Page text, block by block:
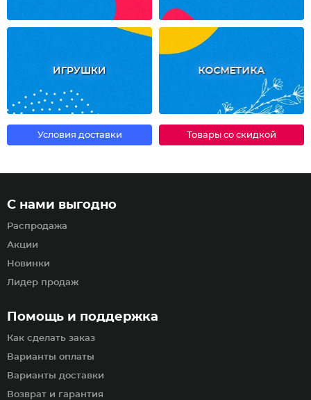
ИГРУШКИ КОСМЕТИКА
Условия доставки Товары со скидкой
Помощь и поддержка
Как сделать заказ
Варианты оплаты
Варианты доставки
Возврат и гарантия
С нами выгодно
Распродажа
Акции
Новинки
Лидер продаж